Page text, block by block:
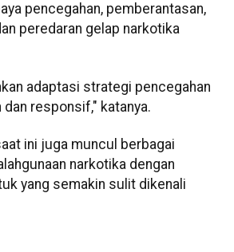
pencegahan, pemberantasan,
peredaran gelap narkotika
adaptasi strategi pencegahan
responsif," katanya.
ini juga muncul berbagai
narkotika dengan
yang semakin sulit dikenali